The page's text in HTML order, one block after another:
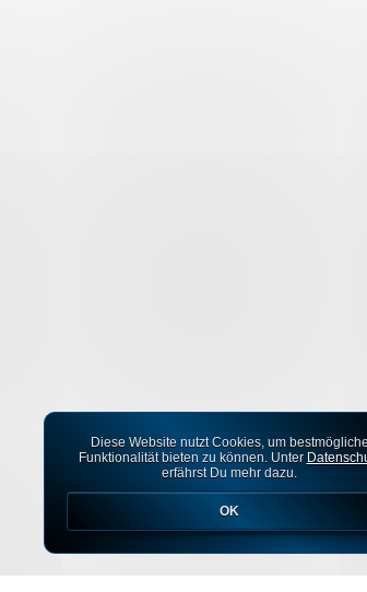
Diese Website nutzt Cookies, um bestmögliche
Funktionalität bieten zu können. Unter
erfährst Du mehr dazu.
OK